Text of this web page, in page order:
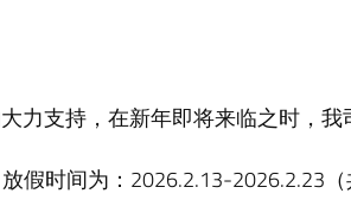
力支持，在新年即将来临之时，我
时间为：2026.2.13-2026.2.23